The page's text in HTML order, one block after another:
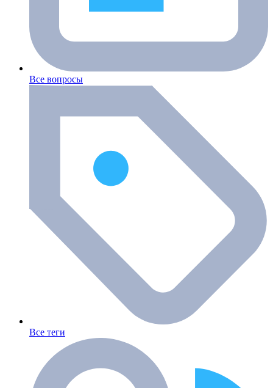
Все вопросы
Все теги